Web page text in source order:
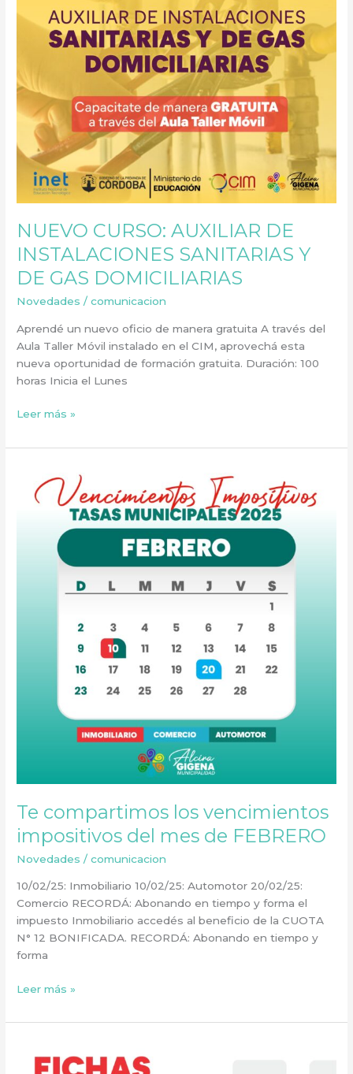
NUEVO CURSO: AUXILIAR DE
INSTALACIONES SANITARIAS Y
DE GAS DOMICILIARIAS
Novedades /comunicacion
Aprendé un nuevo oficio de manera gratuita A través del
Aula Taller Móvil instalado en el CIM, aprovechá esta
nueva oportunidad de formación gratuita. Duración: 100
horas Inicia el Lunes
DE
DOMICILIARIAS
Leer más »
Te compartimos los vencimientos
impositivos del mes de FEBRERO
Novedades /comunicacion
10/02/25: Inmobiliario 10/02/25: Automotor 20/02/25:
Comercio RECORDÁ: Abonando en tiempo y forma el
impuesto Inmobiliario accedés al beneficio de la CUOTA
N° 12 BONIFICADA. RECORDÁ: Abonando en tiempo y
forma
compartimos
vencimientos
impositivos
Leer más »
Médicas